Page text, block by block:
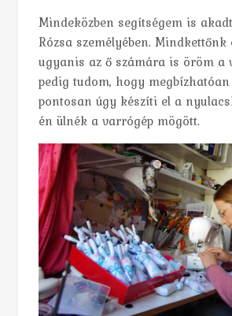
Mindeközben segítségem is
Rózsa személyében. Mindkettőnk
ugyanis az ő számára is öröm a
pedig tudom, hogy
pontosan úgy készíti el a
én ülnék a varrógép mögött.